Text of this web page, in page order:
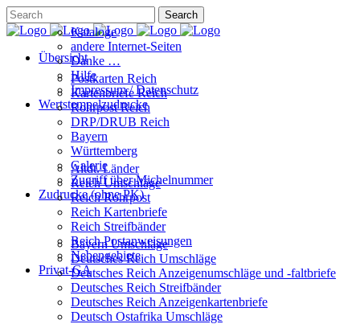
Übersicht
Kataloge
andere Internet-Seiten
Danke …
Hilfe
Impressum / Datenschutz
Wertstempelzudrucke
Postkarten Reich
Kartenbriefe Reich
Rohrpost Reich
DRP/DRUB Reich
Bayern
Württemberg
Galerie
Zugriff über Michelnummer
Zudrucke (ohne PK)
Altdt. Länder
Reich Umschläge
Reich Rohrpost
Reich Kartenbriefe
Reich Streifbänder
Reich Postanweisungen
Nebengebiete
Privat-GA
Bayern Umschläge
Deutsches Reich Umschläge
Deutsches Reich Anzeigenumschläge und -faltbriefe
Deutsches Reich Streifbänder
Deutsches Reich Anzeigenkartenbriefe
Deutsch Ostafrika Umschläge